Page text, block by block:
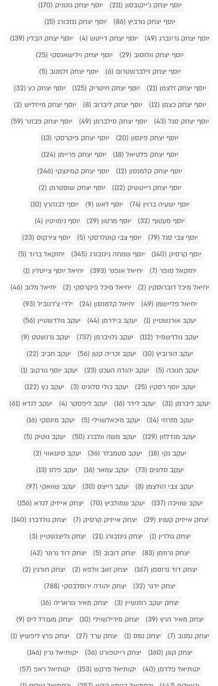
יוסף יצחק ג'ייקובסון (211)
יוסף יצחק גוטניק (170)
יוסף יצחק גורביץ (86)
יוסף יצחק גנזבורג (15)
יוסף יצחק גרינברג (49)
יוסף יצחק דייטש (4)
יוסף יצחק הבלין (139)
יוסף יצחק וולוסוב (29)
יוסף יצחק וילישאנסקי (25)
יוסף יצחק זילברשטרום (6)
יוסף יצחק זלמנוב (5)
יוסף יצחק זלצמן (21)
יוסף יצחק חיטריק (125)
יוסף יצחק כץ (32)
יוסף יצחק כצמן (12)
יוסף יצחק ליברוב (8)
יוסף יצחק מייזליש (2)
יוסף יצחק סגל (43)
יוסף יצחק סילברמן (49)
יוסף יצחק פבזנר (59)
יוסף יצחק פינסון (20)
יוסף יצחק פיקרסקי (13)
יוסף יצחק פלטיאל (18)
יוסף יצחק פריימן (124)
יוסף יצחק קלמנסון (12)
יוסף יצחק קמינצקי (246)
יוסף יצחק רייטשיק (112)
יוסף יצחק שוסטרמן (2)
יוסף ישעיה ברוין (74)
יוסף לאש (9)
יוסף לבנהרץ (10)
יוסף מעטוף (32)
יוסף מרטון (29)
יוסף נימויטין (4)
יוסף צבי סגל (79)
יוסף צבי קוטלרסקי (5)
יוסף צירקוס (23)
יוסף קרסיק (140)
יוסף שמחה גינזבורג (345)
יחזקאל ברוד (5)
יחזקאל סופר (7)
יחיאל אופנר (393)
יחיאל יוסף צייטלין (1)
יחיאל מיכל דוברוסקין (2)
יחיאל מיכל פיקרסקי (2)
יחיאל מלוב (46)
יחיאל פליישמן (49)
יחיאל קלמנסון (24)
ילדי צ'רנוביל (93)
יעקב אורנשטיין (1)
יעקב בידרמן (44)
יעקב גולדשטיין (56)
יעקב גולדשמיד (112)
יעקב גלויברמן (737)
יעקב גרנשטט (9)
יעקב הורוביץ (10)
יעקב זכריה קטן (56)
יעקב חביב (22)
יעקב חנוכה (5)
יעקב יהודה העכט (23)
יעקב יוסף גורקוב (1)
יעקב יוסף רסקין (25)
יעקב כולי סלונים (3)
יעקב כץ (122)
יעקב ליברמן (31)
יעקב לידר (16) יעקב ליפסקר (4)
יעקב לנדא (61)
יעקב מזרחי (24)
יעקב מיכאלשוילי (5)
יעקב מינסקי (16)
יעקב מנדלזון (129)
יעקב משה וולברג (50)
יעקב נוטיק (5)
יעקב נקי (18)
יעקב סטמבלר (36)
יעקב סינגאווי (2)
יעקב סלונים (73)
יעקב עמאר (16)
יעקב פלס (13)
יעקב צבי הולצמן (8)
יעקב רייצס (30)
יעקב שוואקי (97)
יעקב שוויכה (137)
יעקב שמולביץ (70)
יצחק אייזיק לנדא (156)
יצחק אייזיק קעניג (29)
יצחק אייזיק קרסיק (7)
יצחק גולדברג (140)
יצחק גולדין (1)
יצחק גינזבורג (21)
יצחק גליצנשטיין (3)
יצחק גרוזמן (83)
יצחק דובוב (5)
יצחק דוד גרונר (42)
יצחק דוד גרוסמן (167)
יצחק זאב וולפא (2)
יצחק חורגין (2)
יצחק ידגר (32)
יצחק יהודה ירוסלבסקי (788)
יצחק יעקב רוזנשיין (3)
יצחק מאיר גוראריה (16)
יצחק מאיר הרץ (39)
יצחק מירילשוילי (10)
יצחק מענדל ליס (9)
יצחק נמנוב (7)
יצחק נמס (1) יצחק ערד (27)
יצחק פרץ ליפשיץ (1)
יצחק קוגן (160)
יצחק רייטפורט (36)
יקותיאל גרין (146)
יקותיאל פלדמן (40)
יקותיאל פרקש (153)
יקותיאל ראפ (57)